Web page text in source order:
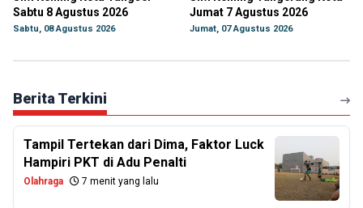
Sabtu 8 Agustus 2026
Sabtu, 08 Agustus 2026
Jumat 7 Agustus 2026
Jumat, 07 Agustus 2026
Berita Terkini
Tampil Tertekan dari Dima, Faktor Luck
Hampiri PKT di Adu Penalti
Olahraga 7 menit yang lalu